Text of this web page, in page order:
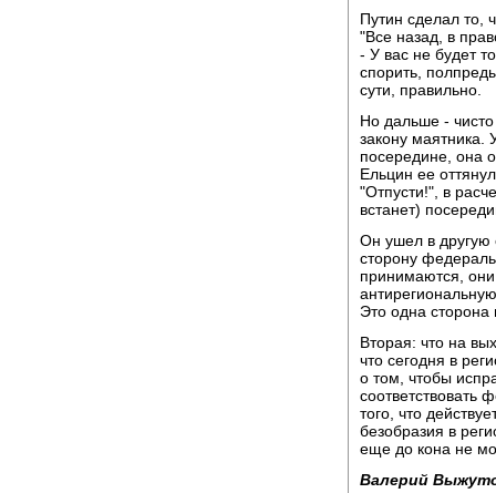
Путин сделал то,
"Все назад, в
- У вас не будет
спорить,
сути, правильно.
Но дальше - чисто
закону маятника.
посередине, она
Ельцин ее
"Отпусти!", в
встанет)
Он ушел в другую
сторону
принимаются,
Это одна сторона
Вторая: что на
что сегодня в
о том, чтобы
соответствовать
того, что
безобразия в
еще до кона не
Валерий